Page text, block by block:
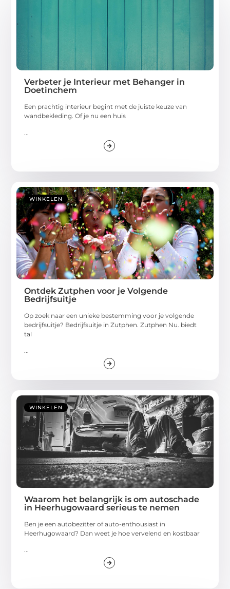
Verbeter je Interieur met Behanger in
Doetinchem
Een prachtig interieur begint met de juiste keuze van
wandbekleding. Of je nu een huis
WINKELEN
Ontdek Zutphen voor je Volgende
Bedrijfsuitje
Op zoek naar een unieke bestemming voor je volgende
bedrijfsuitje? Bedrijfsuitje in Zutphen. Zutphen Nu. biedt
tal
WINKELEN
Waarom het belangrijk is om autoschade
in Heerhugowaard serieus te nemen
Ben je een autobezitter of auto-enthousiast in
Heerhugowaard? Dan weet je hoe vervelend en kostbaar
...